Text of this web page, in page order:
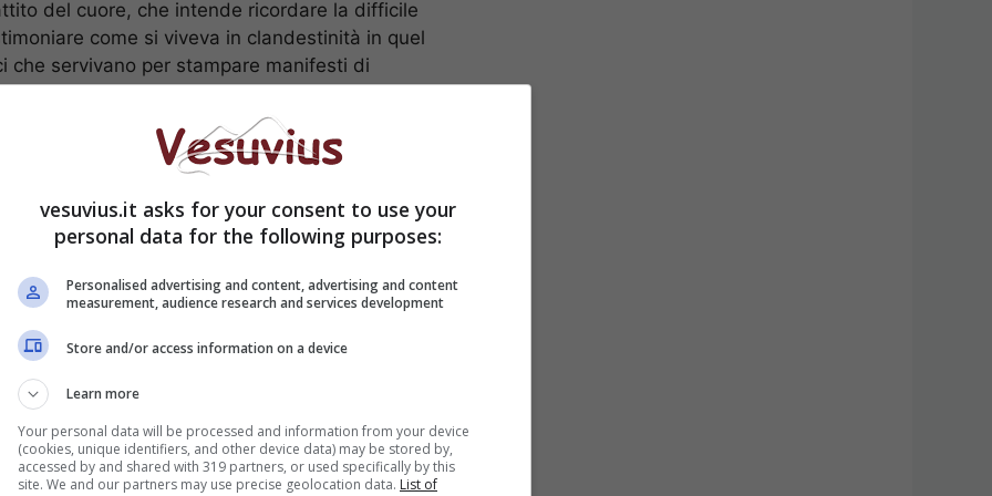
del cuore, che intende ricordare la difficile
come si viveva in clandestinità in quel
che servivano per stampare manifesti di
il lavoro di tanti che sacrificarono la
prestano il loro aiuto, testimoniando
concentramento, come Henryk Wasilewski,
dei suoi 96 anni, per la verità ben portati.
bombardiere B-24J e ci sono anche ricostruzioni
sempre per dimostrare, soprattutto alle
videogioco.
l’autunno, quando il clima è ancora caldo e
la capitale dal 1611, situata nella regione
della Masovia val bene un viaggio. Per le
sito www.warsawtour.pl. Per informazioni sulla
Polacco per il Turismo:
vesuvius.it asks for your consent to use your
personal data for the following purposes:
Personalised advertising and content, advertising and content
measurement, audience research and services development
Store and/or access information on a device
Learn more
Your personal data will be processed and information from your device
(cookies, unique identifiers, and other device data) may be stored by,
accessed by and shared with 319 partners, or used specifically by this
site. We and our partners may use precise geolocation data. List of